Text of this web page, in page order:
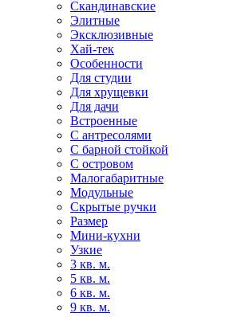
Скандинавские
Элитные
Эксклюзивные
Хай-тек
Особенности
Для студии
Для хрущевки
Для дачи
Встроенные
С антресолями
С барной стойкой
С островом
Малогабаритные
Модульные
Скрытые ручки
Размер
Мини-кухни
Узкие
3 кв. м.
5 кв. м.
6 кв. м.
9 кв. м.